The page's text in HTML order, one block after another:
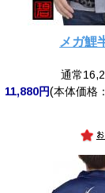
メガ鯉
通常
11,880円(本体価格